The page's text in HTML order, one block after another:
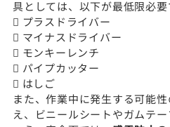
具としては、以下が最低限必要
 プラスドライバー
 マイナスドライバー
 モンキーレンチ
 パイプカッター
 はしご
また、作業中に発生する可能
え、ビニールシートやガムテ